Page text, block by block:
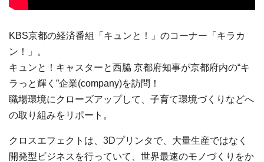
KBS京都の経済番組「キュンと！」のコーナー「キラカ
ン！」。
キュンと！キャスターと西脇 京都府知事が京都府内の“キ
ラっと輝く”企業(company)を訪問！
職場環境にクローズアップして、子育て環境づくりなどへ
の取り組みをリポート。
クロスエフェクトは、3Dプリンタで、大量生産ではなく
開発型ビジネスを行っていて、世界最速のモノづくりをか